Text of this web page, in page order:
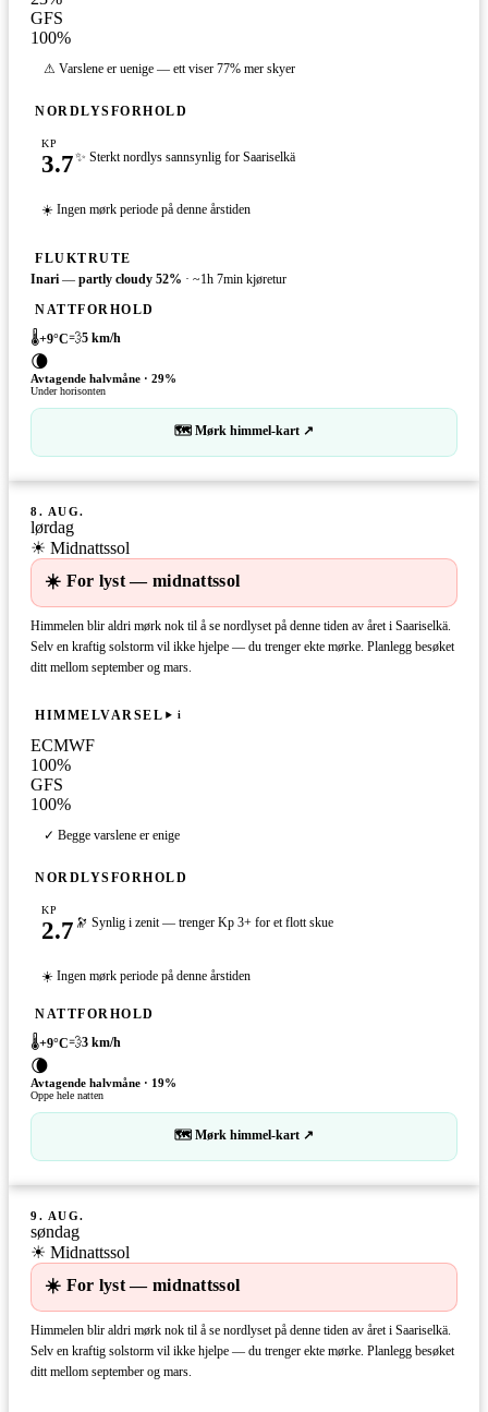
GFS
100%
⚠ Varslene er uenige — ett viser 77% mer skyer
NORDLYSFORHOLD
KP
3.7✨ Sterkt nordlys sannsynlig for Saariselkä
☀️ Ingen mørk periode på denne årstiden
FLUKTRUTE
Inari — partly cloudy 52% · ~1h 7min kjøretur
NATTFORHOLD
🌡️+9°C💨5 km/h
🌘
Avtagende halvmåne · 29%
Under horisonten
🗺 Mørk himmel-kart ↗
8. AUG.
lørdag
☀ Midnattssol
☀️ For lyst — midnattssol
Himmelen blir aldri mørk nok til å se nordlyset på denne tiden av året i Saariselkä.
Selv en kraftig solstorm vil ikke hjelpe — du trenger ekte mørke. Planlegg besøket
ditt mellom september og mars.
HIMMELVARSEL i
ECMWF
100%
GFS
100%
✓ Begge varslene er enige
NORDLYSFORHOLD
KP
2.7 🔭 Synlig i zenit — trenger Kp 3+ for et flott skue
☀️ Ingen mørk periode på denne årstiden
NATTFORHOLD
🌡️+9°C💨3 km/h
🌘
Avtagende halvmåne · 19%
Oppe hele natten
🗺 Mørk himmel-kart ↗
9. AUG.
søndag
☀ Midnattssol
☀️ For lyst — midnattssol
Himmelen blir aldri mørk nok til å se nordlyset på denne tiden av året i Saariselkä.
Selv en kraftig solstorm vil ikke hjelpe — du trenger ekte mørke. Planlegg besøket
ditt mellom september og mars.